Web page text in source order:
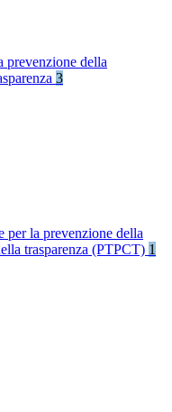
prevenzione della
3
per la prevenzione della
trasparenza (PTPCT) 1